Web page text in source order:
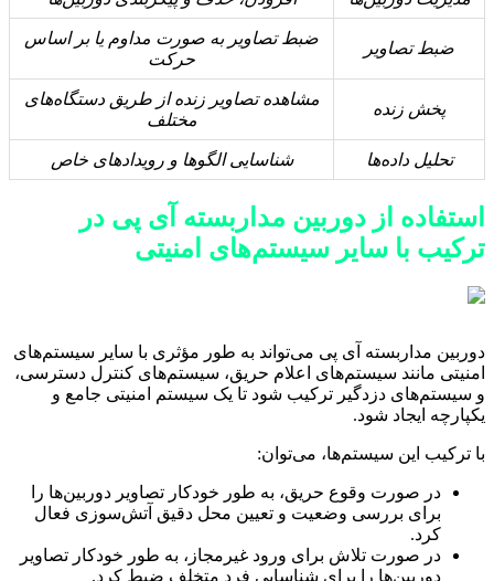
ضبط تصاویر
ضبط تصاویر به صورت مداوم یا بر اساس
حرکت
پخش زنده
مشاهده تصاویر زنده از طریق دستگاه‌های
مختلف
تحلیل داده‌ها شناسایی الگوها و رویدادهای خاص
استفاده از دوربین مداربسته آی پی در
ترکیب با سایر سیستم‌های امنیتی
دوربین مداربسته آی پی می‌تواند به طور مؤثری با سایر سیستم‌های
امنیتی مانند سیستم‌های اعلام حریق، سیستم‌های کنترل دسترسی،
و سیستم‌های دزدگیر ترکیب شود تا یک سیستم امنیتی جامع و
یکپارچه ایجاد شود.
با ترکیب این سیستم‌ها، می‌توان:
در صورت وقوع حریق، به طور خودکار تصاویر دوربین‌ها را
برای بررسی وضعیت و تعیین محل دقیق آتش‌سوزی فعال
کرد.
در صورت تلاش برای ورود غیرمجاز، به طور خودکار تصاویر
دوربین‌ها را برای شناسایی فرد متخلف ضبط کرد.